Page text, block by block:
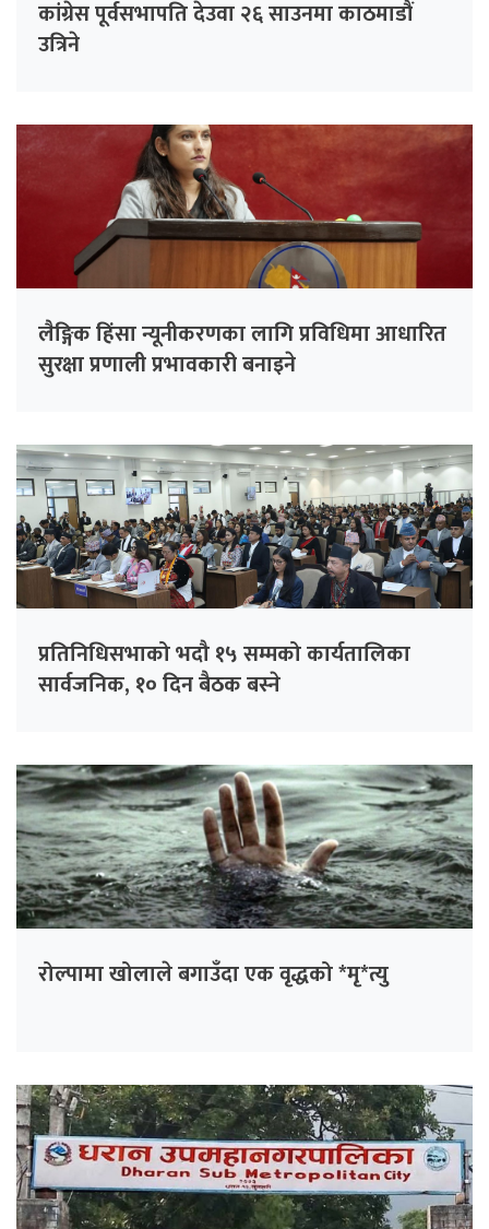
कांग्रेस पूर्वसभापति देउवा २६ साउनमा काठमाडौं
उत्रिने
लैङ्गिक हिंसा न्यूनीकरणका लागि प्रविधिमा आधारित
सुरक्षा प्रणाली प्रभावकारी बनाइने
प्रतिनिधिसभाको भदौ १५ सम्मको कार्यतालिका
सार्वजनिक, १० दिन बैठक बस्ने
रोल्पामा खोलाले बगाउँदा एक वृद्धको *मृ*त्यु